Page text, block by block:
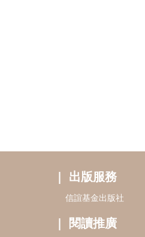
出版服務
信誼基金出版社
閱讀推廣